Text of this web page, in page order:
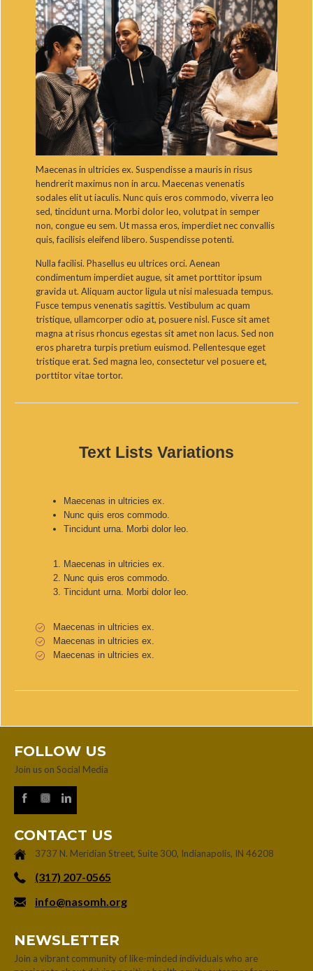
Maecenas in ultricies ex. Suspendisse a mauris in risus
hendrerit maximus non in arcu. Maecenas venenatis
sodales elit ut iaculis. Nunc quis eros commodo, viverra leo
sed, tincidunt urna. Morbi dolor leo, volutpat in semper
non, congue eu sem. Ut massa eros, imperdiet nec convallis
quis, facilisis eleifend libero. Suspendisse potenti.
Nulla facilisi. Phasellus eu ultrices orci. Aenean
condimentum imperdiet augue, sit amet porttitor ipsum
gravida ut. Aliquam auctor ligula ut nisi malesuada tempus.
Fusce tempus venenatis sagittis. Vestibulum ac quam
tristique, ullamcorper odio at, posuere nisl. Fusce sit amet
magna at risus rhoncus egestas sit amet non lacus. Sed non
eros pharetra turpis pretium euismod. Pellentesque eget
tristique erat. Sed magna leo, consectetur vel posuere et,
porttitor vitae tortor.
Text Lists Variations
Maecenas in ultricies ex.
Nunc quis eros commodo.
Tincidunt urna. Morbi dolor leo.
Maecenas in ultricies ex.
Nunc quis eros commodo.
Tincidunt urna. Morbi dolor leo.
Maecenas in ultricies ex.
Maecenas in ultricies ex.
Maecenas in ultricies ex.
FOLLOW US
Join us on Social Media
CONTACT US
3737 N. Meridian Street, Suite 300, Indianapolis, IN 46208
‪(317) 207-0565‬
info@nasomh.org
NEWSLETTER
Join a vibrant community of like-minded individuals who are